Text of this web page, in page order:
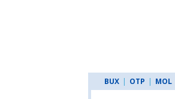
BUX | OTP | MOL